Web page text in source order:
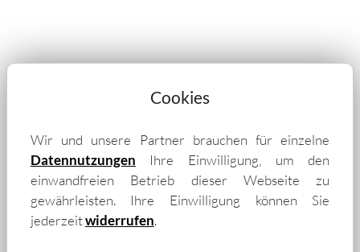
Trapezbleche und Isopaneele
auch in die Umgebung von
Bergisch Gladbach – unter
Cookies
Wir und unsere Partner brauchen für einzelne
Datennutzungen Ihre Einwilligung, um den
einwandfreien Betrieb dieser Webseite zu
gewährleisten. Ihre Einwilligung können Sie
jederzeitwiderrufen.